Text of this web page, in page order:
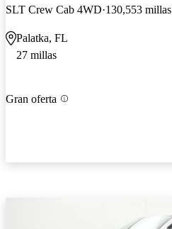
SLT Crew Cab 4WD 130,553 millas
Palatka, FL
27 millas
Gran oferta